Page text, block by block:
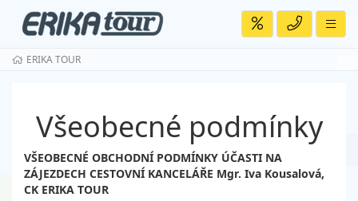
ERIKA TOUR
Všeobecné podmínky
VŠEOBECNÉ OBCHODNÍ PODMÍNKY ÚČASTI NA
ZÁJEZDECH CESTOVNÍ KANCELÁŘE Mgr. Iva Kousalová,
CK ERIKA TOUR